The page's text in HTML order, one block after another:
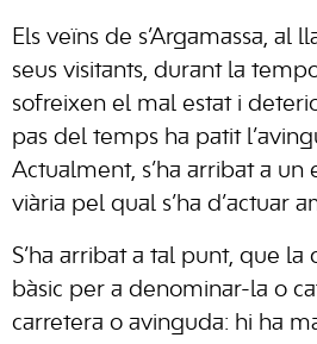
Els veïns de s’Argamassa, al
seus visitants, durant la
sofreixen el mal estat i
pas del temps ha patit
Actualment, s’ha arribat a un
viària pel qual s’ha d’actuar
S’ha arribat a tal punt, que la
bàsic per a denominar-la o
carretera o avinguda: hi ha